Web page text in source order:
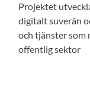
Projektet
digitalt suverän
och tjänster som
offentlig sektor